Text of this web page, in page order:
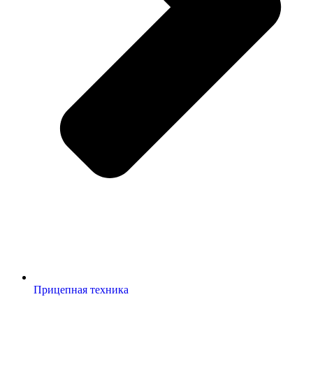
Прицепная техника